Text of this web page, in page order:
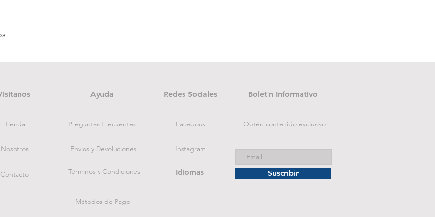
Ayuda Redes Sociales Boletín Informativo
Tienda
Nosotros
Contacto
Preguntas Frecuentes
Envíos y Devoluciones
Términos y Condiciones
Métodos de Pago
Facebook
Instagram
Idiomas
¡Obtén contenido exclusivo!
Suscribir